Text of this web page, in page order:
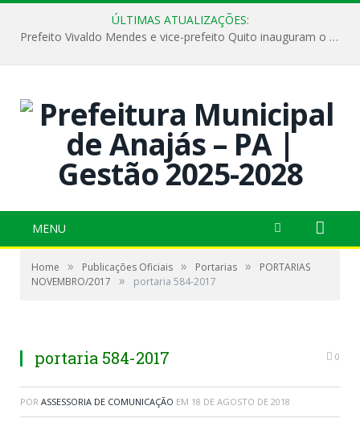
ÚLTIMAS ATUALIZAÇÕES:
Prefeito Vivaldo Mendes e vice-prefeito Quito inauguram o CAPS e fortalecem a saúde pública em Anajás.
MENU
Home » Publicações Oficiais » Portarias »
PORTARIAS
NOVEMBRO/2017
» portaria 584-2017
portaria 584-2017 0
POR ASSESSORIA DE COMUNICAÇÃO EM 18 DE AGOSTO DE 2018